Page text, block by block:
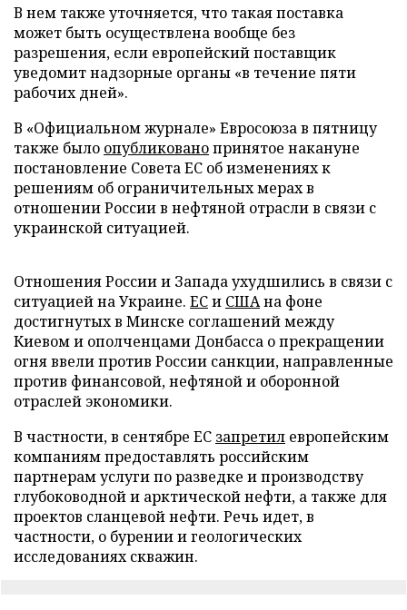
В нем также уточняется, что такая поставка
может быть осуществлена вообще без
разрешения, если европейский поставщик
уведомит надзорные органы «в течение пяти
рабочих дней».
В «Официальном журнале» Евросоюза в пятницу
также было опубликованопринятое накануне
постановление Совета ЕС об изменениях к
решениям об ограничительных мерах в
отношении России в нефтяной отрасли в связи с
украинской ситуацией.
Отношения России и Запада ухудшились в связи с
ситуацией на Украине. ЕСи СШАна фоне
достигнутых в Минске соглашений между
Киевом и ополченцами Донбасса о прекращении
огня ввели против России санкции, направленные
против финансовой, нефтяной и оборонной
отраслей экономики.
В частности, в сентябре ЕС запретил европейским
компаниям предоставлять российским
партнерам услуги по разведке и производству
глубоководной и арктической нефти, а также для
проектов сланцевой нефти. Речь идет, в
частности, о бурении и геологических
исследованиях скважин.